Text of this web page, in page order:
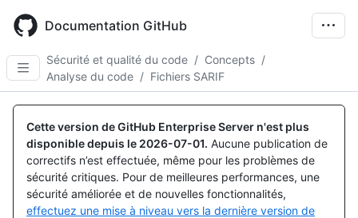
main
content
Documentation GitHub
Sécurité et qualité du code / Concepts /
Analyse du code / Fichiers SARIF
Cette version de GitHub Enterprise Server n'est plus
disponible depuis le 2026-07-01. Aucune publication de
correctifs n’est effectuée, même pour les problèmes de
sécurité critiques. Pour de meilleures performances, une
sécurité améliorée et de nouvelles fonctionnalités,
effectuez une mise à niveau vers la dernière version de